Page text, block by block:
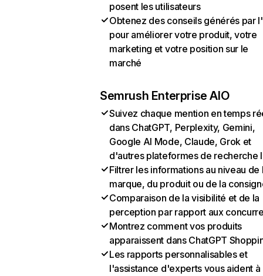
posent les utilisateurs
Obtenez des conseils générés par
pour améliorer votre produit, votre
marketing et votre position sur le
marché
Semrush Enterprise AIO
Suivez chaque mention en temps
dans ChatGPT, Perplexity, Gemini,
Google AI Mode, Claude, Grok et
d'autres plateformes de recherche
Filtrer les informations au niveau de
marque, du produit ou de la
Comparaison de la visibilité et de la
perception par rapport aux
Montrez comment vos produits
apparaissent dans ChatGPT
Les rapports personnalisables et
l'assistance d'experts vous aident à